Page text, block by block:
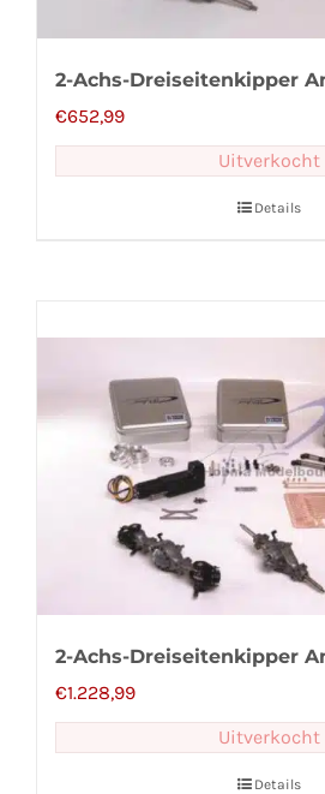
2-Achs-Dreiseitenkipper
€652,99
Uitverkocht
Details
2-Achs-Dreiseitenkipper
€1.228,99
Uitverkocht
Details